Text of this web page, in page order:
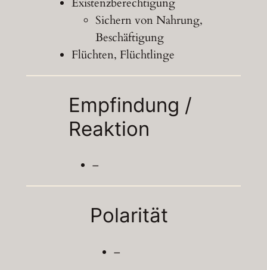
Sichern von Nahrung,
Beschäftigung
Flüchten, Flüchtlinge
Empfindung /
Reaktion
–
Polarität
–